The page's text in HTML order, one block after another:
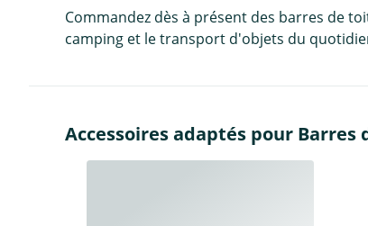
Commandez dès à présent des barres de
camping et le transport d'objets du
Accessoires adaptés pour Barres